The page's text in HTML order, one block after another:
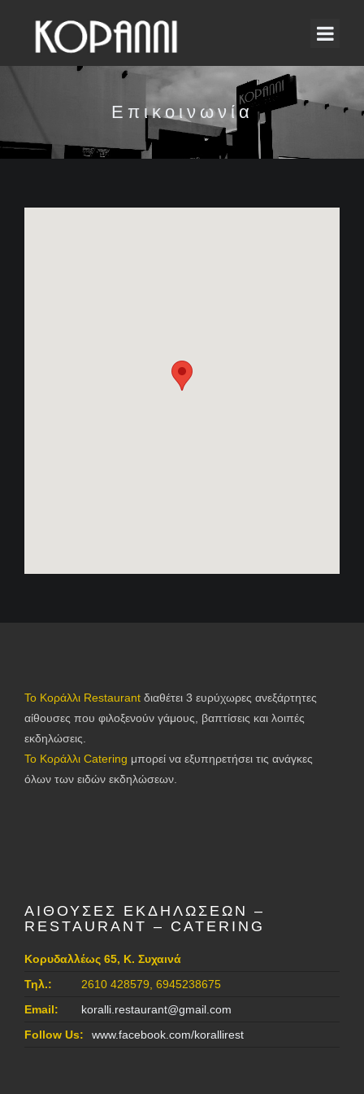
Επικοινωνία
Το Κοράλλι Restaurant διαθέτει 3 ευρύχωρες ανεξάρτητες
αίθουσες που φιλοξενούν γάμους, βαπτίσεις και λοιπές
εκδηλώσεις.
Το Κοράλλι Catering μπορεί να εξυπηρετήσει τις ανάγκες
όλων των ειδών εκδηλώσεων.
ΑΙΘΟΥΣΕΣ ΕΚΔΗΛΩΣΕΩΝ –
RESTAURANT – CATERING
Κορυδαλλέως 65, Κ. Συχαινά
Τηλ.:
2610 428579, 6945238675
Email:
koralli.restaurant@gmail.com
Follow Us:
www.facebook.com/korallirest